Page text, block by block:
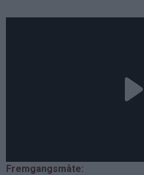
Fremgangsmåte: